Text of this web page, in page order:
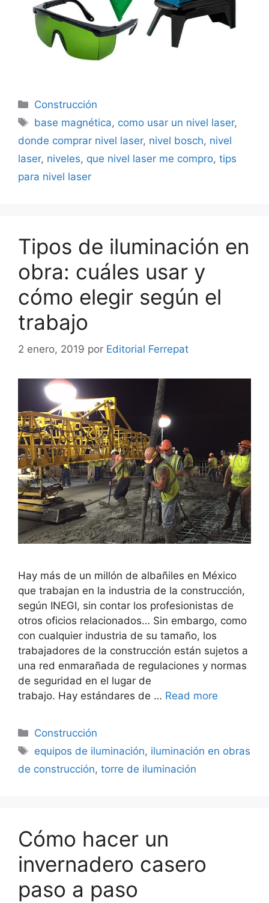
Categorías
Construcción
Etiquetas
base magnética, como usar un nivel laser,
donde comprar nivel laser, nivel bosch, nivel
laser, niveles, que nivel laser me compro, tips
para nivel laser
Tipos de iluminación en
obra: cuáles usar y
cómo elegir según el
trabajo
2 enero, 2019 por Editorial Ferrepat
Hay más de un millón de albañiles en México
que trabajan en la industria de la construcción,
según INEGI, sin contar los profesionistas de
otros oficios relacionados… Sin embargo, como
con cualquier industria de su tamaño, los
trabajadores de la construcción están sujetos a
una red enmarañada de regulaciones y normas
de seguridad en el lugar de
trabajo. Hay estándares de … Read more
Categorías
Construcción
Etiquetas
equipos de iluminación, iluminación en obras
de construcción, torre de iluminación
Cómo hacer un
invernadero casero
paso a paso